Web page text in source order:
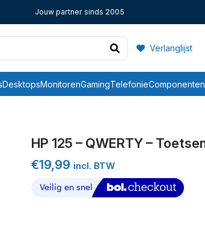
Jouw partner sinds 2005
Verlanglijst
DesktopsMonitorenGamingTelefonieComponenten
HP 125 – QWERTY –
€19,99 incl. BTW